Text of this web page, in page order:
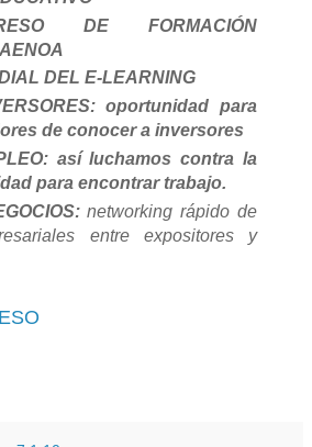
DE FORMACIÓN
DEL E-LEARNING
oportunidad para
de conocer a inversores
así luchamos contra la
para encontrar trabajo.
networking rápido de
entre expositores y